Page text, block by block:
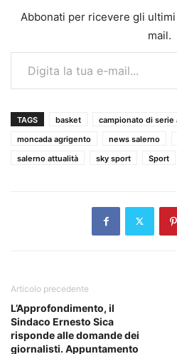
Abbonati per ricevere gli
mail.
Digita la tua e-mail...
TAGS basket campionato di serie
moncada agrigento
news salerno
salerno attualità
sky sport Sport
Articolo precedente
L’Approfondimento, il
Sindaco Ernesto Sica
risponde alle domande dei
giornalisti. Appuntamento